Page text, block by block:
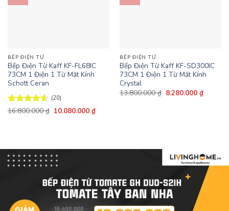
BẾP ĐIỆN TỪ
Bếp Điện Từ Kaff KF-FL68IC
73CM 1 Điện 1 Từ Mặt Kính
Schott Ceran
Được xếp
(20)
16.800.000₫ Giá
10.080.000 ₫Giá
hiện
BẾP ĐIỆN TỪ
Bếp Điện Từ Kaff KF-SD300IC
73CM 1 Điện 1 Từ Mặt Kính
Crystal
13.800.000₫ Giá
8.280.000 ₫Giá
hiện